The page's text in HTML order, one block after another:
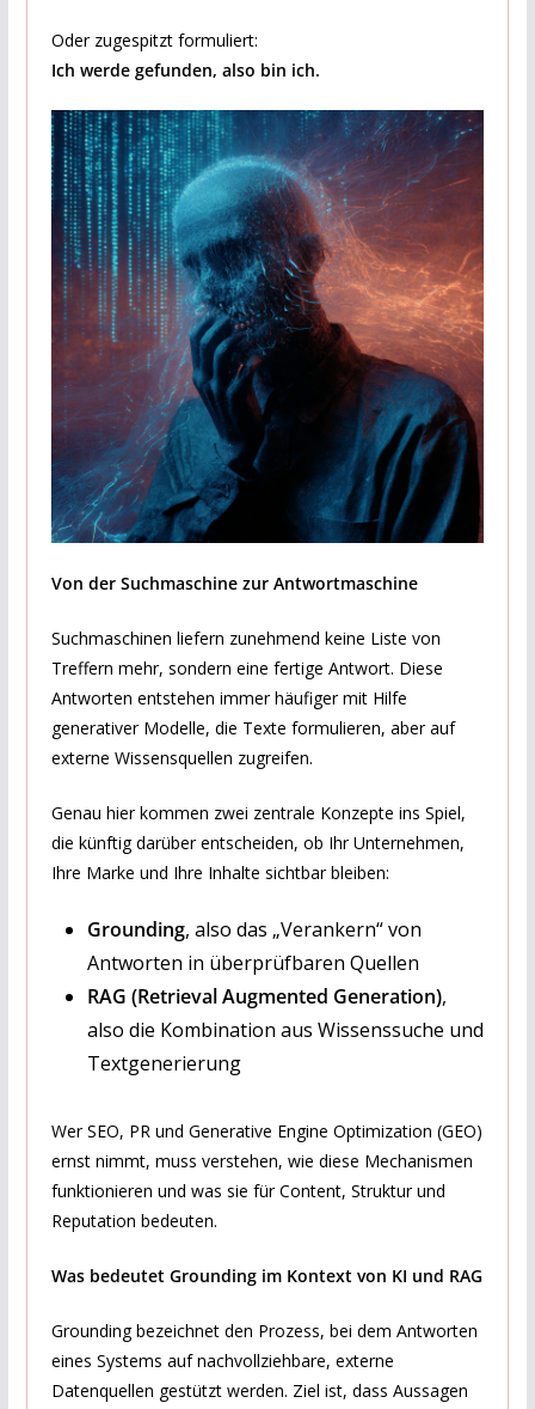
Oder zugespitzt formuliert:
Ich werde gefunden, also bin ich.
Von der Suchmaschine zur Antwortmaschine
Suchmaschinen liefern zunehmend keine Liste von
Treffern mehr, sondern eine fertige Antwort. Diese
Antworten entstehen immer häufiger mit Hilfe
generativer Modelle, die Texte formulieren, aber auf
externe Wissensquellen zugreifen.
Genau hier kommen zwei zentrale Konzepte ins Spiel,
die künftig darüber entscheiden, ob Ihr Unternehmen,
Ihre Marke und Ihre Inhalte sichtbar bleiben:
Grounding, also das „Verankern“ von
Antworten in überprüfbaren Quellen
RAG (Retrieval Augmented Generation),
also die Kombination aus Wissenssuche und
Textgenerierung
Wer SEO, PR und Generative Engine Optimization (GEO)
ernst nimmt, muss verstehen, wie diese Mechanismen
funktionieren und was sie für Content, Struktur und
Reputation bedeuten.
Was bedeutet Grounding im Kontext von KI und RAG
Grounding bezeichnet den Prozess, bei dem Antworten
eines Systems auf nachvollziehbare, externe
Datenquellen gestützt werden. Ziel ist, dass Aussagen